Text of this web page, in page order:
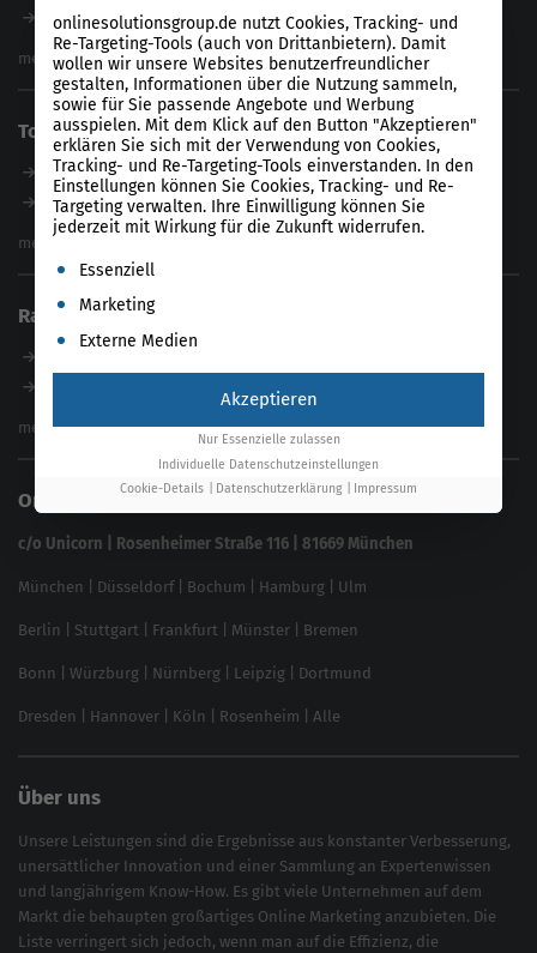
Magazin
Webinare
B2B SEO Agentur
Inhouse SEO Agentur
SEO Audit
E-Commerce SEO Agentur
Enterprise SEO Agentur
Workshops
mehr anzeigen
Tools
Unser Tool
Product-Feed-CMS
Website Analyse
Content Tool
Enterprise SEO Tool
Ladezeiten-Check
Keyword Datenbank
mehr anzeigen
Ratgeber
Die besten Keywords finden
Linkbuilding 2025
Local SEO
SEO für Online Shops
Brand Monitoring 2025
mehr anzeigen
Online Solutions Group GmbH
c/o Unicorn | Rosenheimer Straße 116 | 81669 München
München Düsseldorf| Bochum Hamburg Ulm
Berlin Stuttgart Frankfurt Münster Bremen
Bonn Würzburg Nürnberg Leipzig Dortmund
Dresden Hannover Köln Rosenheim Alle
Über uns
Unsere Leistungen sind die Ergebnisse aus konstanter Verbesserung,
unersättlicher Innovation und einer Sammlung an Expertenwissen
und langjährigem Know-How. Es gibt viele Unternehmen auf dem
Markt die behaupten großartiges Online Marketing anzubieten. Die
Liste verringert sich jedoch, wenn man auf die Effizienz, die
onlinesolutionsgroup.de nutzt Cookies, Tracking- und
Re-Targeting-Tools (auch von Drittanbietern). Damit
wollen wir unsere Websites benutzerfreundlicher
gestalten, Informationen über die Nutzung sammeln,
sowie für Sie passende Angebote und Werbung
ausspielen. Mit dem Klick auf den Button "Akzeptieren"
erklären Sie sich mit der Verwendung von Cookies,
Tracking- und Re-Targeting-Tools einverstanden. In den
Einstellungen können Sie Cookies, Tracking- und Re-
Targeting verwalten. Ihre Einwilligung können Sie
jederzeit mit Wirkung für die Zukunft widerrufen.
Es folgt eine Liste der Service-Gruppen, für die eine
Essenziell
Marketing
Externe Medien
Akzeptieren
Nur Essenzielle zulassen
Individuelle Datenschutzeinstellungen
Cookie-Details
Datenschutzerklärung Impressum